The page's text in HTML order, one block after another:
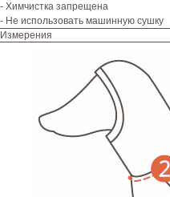
- Химчистка запрещена
- Не использовать машинную сушку
Измерения